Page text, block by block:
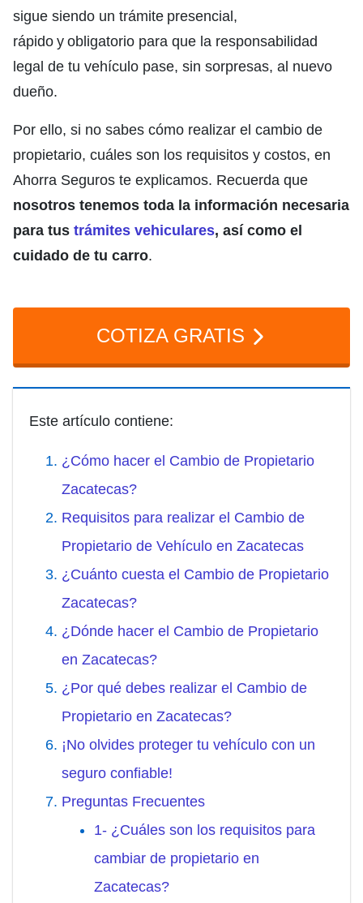
sigue siendo un trámite presencial,
rápido y obligatorio para que la responsabilidad
legal de tu vehículo pase, sin sorpresas, al nuevo
dueño.
Por ello, si no sabes cómo realizar el cambio de
propietario, cuáles son los requisitos y costos, en
Ahorra Seguros te explicamos. Recuerda que
nosotros tenemos toda la información necesaria
para tus trámites vehiculares, así como el
cuidado de tu carro.
COTIZA GRATIS
Este artículo contiene:
¿Cómo hacer el Cambio de Propietario
Zacatecas?
Requisitos para realizar el Cambio de
Propietario de Vehículo en Zacatecas
¿Cuánto cuesta el Cambio de Propietario
Zacatecas?
¿Dónde hacer el Cambio de Propietario
en Zacatecas?
¿Por qué debes realizar el Cambio de
Propietario en Zacatecas?
¡No olvides proteger tu vehículo con un
seguro confiable!
Preguntas Frecuentes
1- ¿Cuáles son los requisitos para
cambiar de propietario en
Zacatecas?